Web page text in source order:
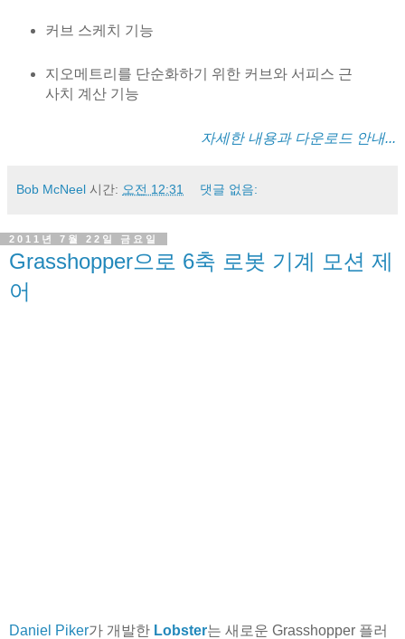
커브 스케치 기능
지오메트리를 단순화하기 위한 커브와 서피스 근
사치 계산 기능
자세한 내용과 다운로드 안내...
Bob McNeel 시간: 오전 12:31 댓글 없음:
2011년 7월 22일 금요일
Grasshopper으로 6축 로봇 기계 모션 제
어
Daniel Piker가 개발한 Lobster는 새로운 Grasshopper 플러